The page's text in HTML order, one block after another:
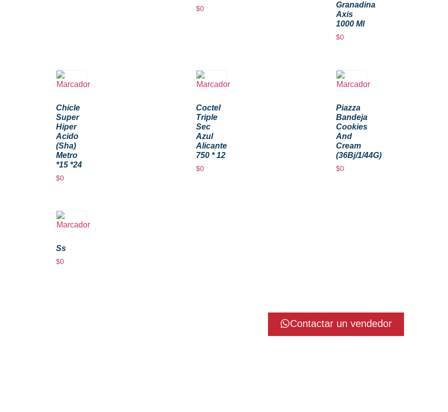
$0
Granadina
Axis
1000 Ml
$0
Chicle
Super
Hiper
Acido
(Sha)
Metro
*15 *24
$0
Coctel
Triple
Sec
Azul
Alicante
750 * 12
$0
Piazza
Bandeja
Cookies
And
Cream
(36Bj/1/44G)
$0
Ss
$0
Contactar un vendedor